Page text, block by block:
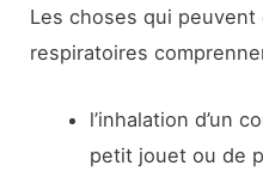
Les choses qui
respiratoires
l’inhalation d’un
petit jouet ou de